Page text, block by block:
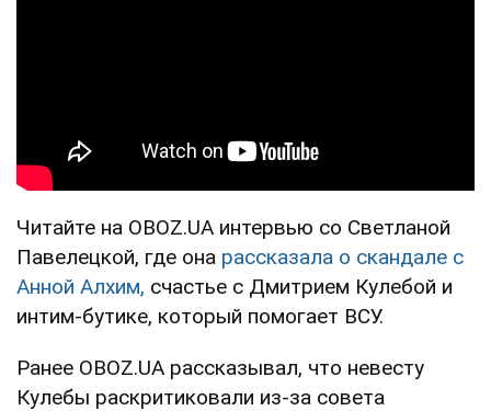
Читайте на OBOZ.UA интервью со Светланой
Павелецкой, где она рассказала о скандале с
Анной Алхим, счастье с Дмитрием Кулебой и
интим-бутике, который помогает ВСУ.
Ранее OBOZ.UA рассказывал, что невесту
Кулебы раскритиковали из-за совета